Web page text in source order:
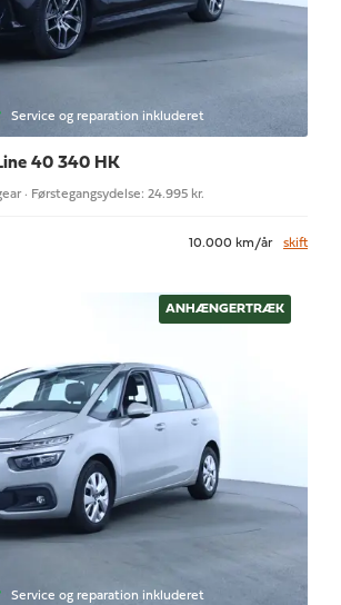
Service og reparation inkluderet
40 340 HK
· Førstegangsydelse: 24.995 kr.
10.000 km/år skift
ANHÆNGERTRÆK
Service og reparation inkluderet